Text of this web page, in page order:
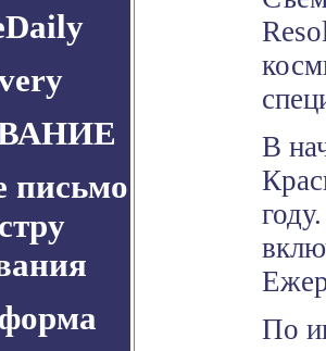
письмо
В
По